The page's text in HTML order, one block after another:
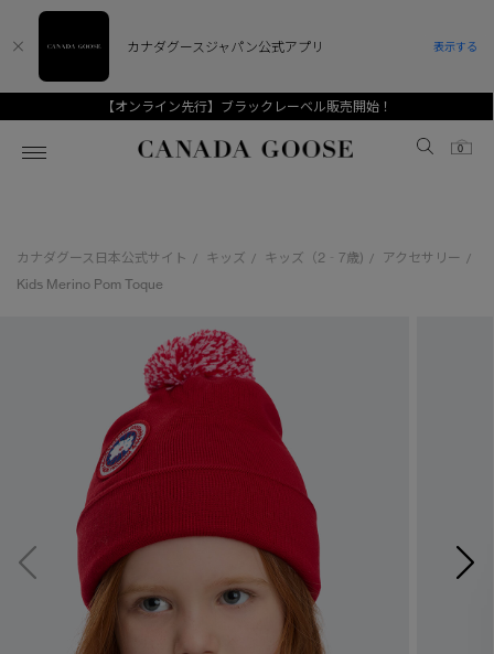
【オンライン先行】ブラックレーベル販売開始！
Canada Goose
0
スノーグース
アンバサダー
スプリングコレクション
ウィメンズ TOP
ベストセラー
FW26コレクション
サマー 26 コレクション
サマー 26 コレクションLOOK
日本限定モデル
スノーグース
メンズ TOP
ベストセラー
FW26コレクション
サマー 26 コレクション
サマー 26 コレクションLOOK
日本限定モデル
スノーグース
キッズ TOP
キッズ（2‐7歳)
ユース（6＋歳)
コレクション
CANADA GOOSE Generationsは、アウター
ウェアの下取り・再販を通じて、長く愛される製
品の価値を受け継いでいきます。
アーカイブの希少なピースもご覧いただけます。
詳しく見る
下取り申請
カナダグース日本公式サイト / キッズ / キッズ（2‐7歳) / アクセサリー /
Kids Merino Pom Toque
カナダグースジャパン公式アプリ 表示する